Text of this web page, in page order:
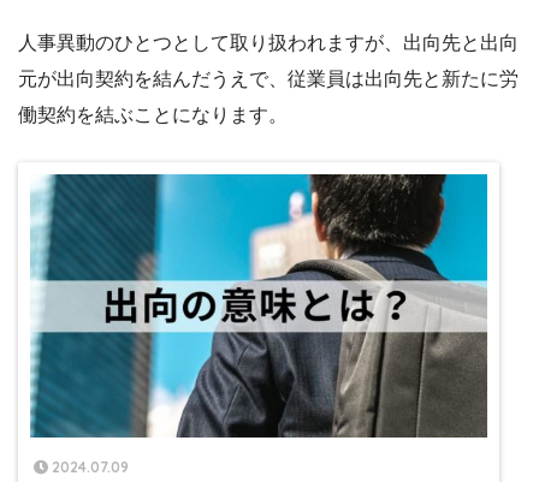
人事異動のひとつとして取り扱われますが、出向先と出向
元が出向契約を結んだうえで、従業員は出向先と新たに労
働契約を結ぶことになります。
2024.07.09